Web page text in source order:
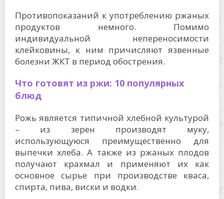
Противопоказаний к употреблению ржаных
продуктов немного. Помимо
индивидуальной непереносимости
клейковины, к ним причисляют язвенные
болезни ЖКТ в период обострения.
Что готовят из ржи: 10 популярных
блюд
Рожь является типичной хлебной культурой
– из зерен производят муку,
использующуюся преимущественно для
выпечки хлеба. А также из ржаных плодов
получают крахмал и применяют их как
основное сырье при производстве кваса,
спирта, пива, виски и водки.